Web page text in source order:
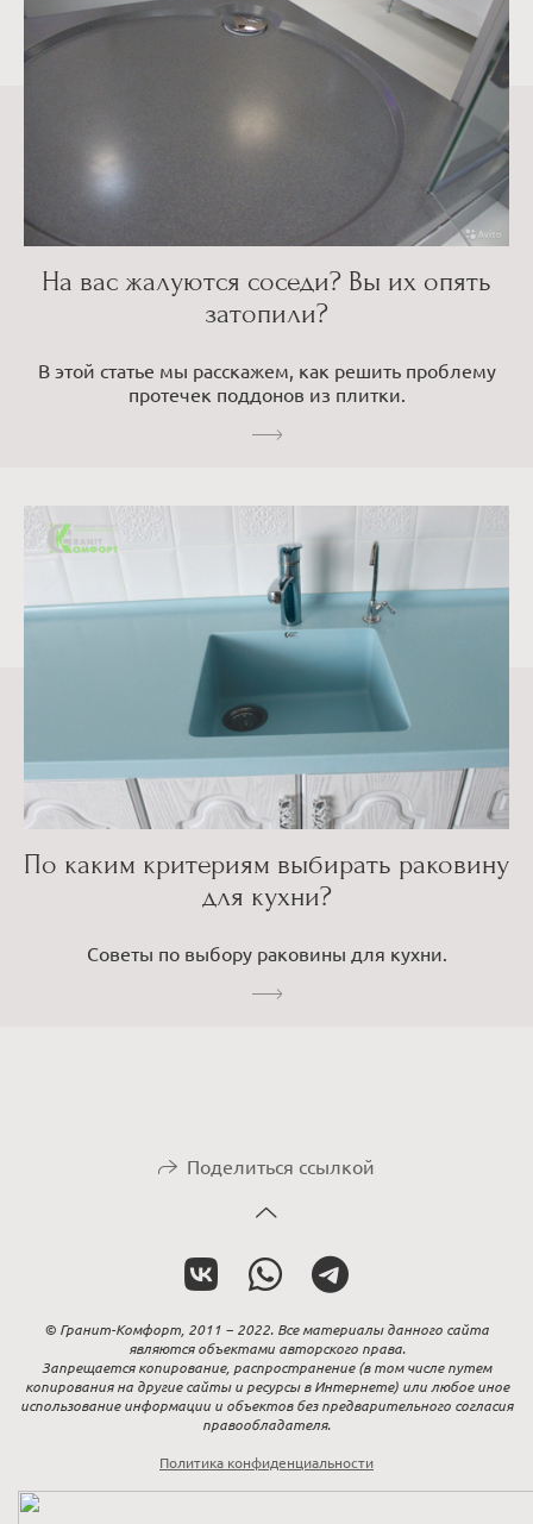
На вас жалуются соседи? Вы их опять
затопили?
В этой статье мы расскажем, как решить проблему
протечек поддонов из плитки.
По каким критериям выбирать раковину
для кухни?
Советы по выбору раковины для кухни.
Поделиться ссылкой
© Гранит-Комфорт, 2011 − 2022. Все материалы данного сайта
являются объектами авторского права.
Запрещается копирование, распространение (в том числе путем
копирования на другие сайты и ресурсы в Интернете) или любое иное
использование информации и объектов без предварительного согласия
правообладателя.
Политика конфиденциальности